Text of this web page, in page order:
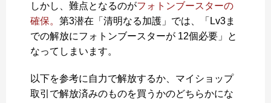
しかし、難点となるのがフォトンブースターの
確保。 第3潜在「清明なる加護」では、「Lv3ま
での解放にフォトンブースターが 12個必要」と
なってしまいます。
以下を参考に自力で解放するか、マイショップ
取引で解放済みのものを買うかのどちらかにな